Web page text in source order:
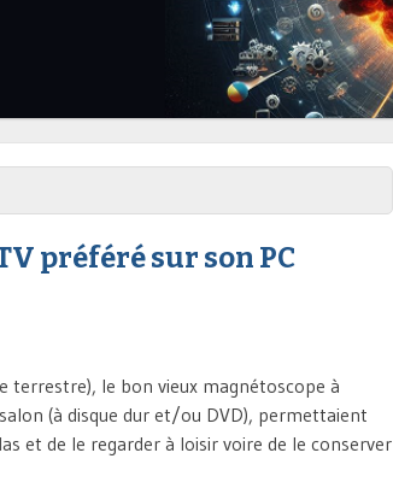
préféré sur son PC
terrestre), le bon vieux magnétoscope à
(à disque dur et/ou DVD), permettaient
et de le regarder à loisir voire de le conserver